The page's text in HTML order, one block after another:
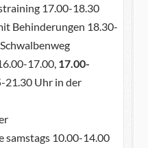
17.00-18.30
Behinderungen 18.30-
17.00, 17.00-
21.30 Uhr in der
samstags 10.00-14.00